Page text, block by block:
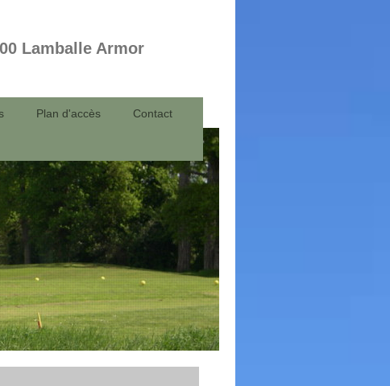
Lamballe Armor
Plan d'accès Contact